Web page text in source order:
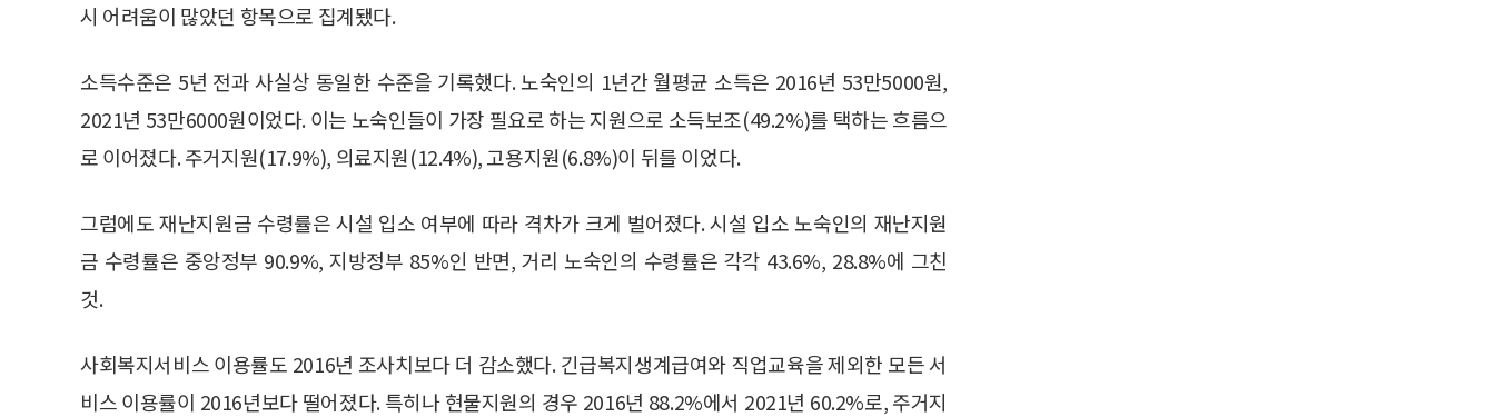
시 어려움이 많았던 항목으로 집계됐다.
소득수준은 5년 전과 사실상 동일한 수준을 기록했다. 노숙인의 1년간 월평균 소득은 2016년 53만5000원,
2021년 53만6000원이었다. 이는 노숙인들이 가장 필요로 하는 지원으로 소득보조(49.2%)를 택하는 흐름으
로 이어졌다. 주거지원(17.9%), 의료지원(12.4%), 고용지원(6.8%)이 뒤를 이었다.
그럼에도 재난지원금 수령률은 시설 입소 여부에 따라 격차가 크게 벌어졌다. 시설 입소 노숙인의 재난지원
금 수령률은 중앙정부 90.9%, 지방정부 85%인 반면, 거리 노숙인의 수령률은 각각 43.6%, 28.8%에 그친
것.
사회복지서비스 이용률도 2016년 조사치보다 더 감소했다. 긴급복지생계급여와 직업교육을 제외한 모든 서
비스 이용률이 2016년보다 떨어졌다. 특히나 현물지원의 경우 2016년 88.2%에서 2021년 60.2%로, 주거지